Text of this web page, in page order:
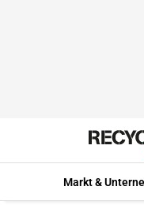
Markt &